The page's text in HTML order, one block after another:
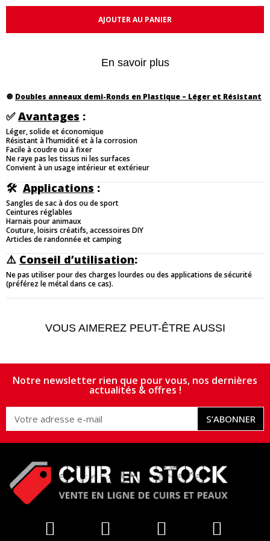
AJOUTER AU PANIER
En savoir plus
🔘 Doubles anneaux demi-Ronds en Plastique – Léger et Résistant
✅Avantages :
Léger, solide et économique
Résistant à l’humidité et à la corrosion
Facile à coudre ou à fixer
Ne raye pas les tissus ni les surfaces
Convient à un usage intérieur et extérieur
🛠️ Applications :
Sangles de sac à dos ou de sport
Ceintures réglables
Harnais pour animaux
Couture, loisirs créatifs, accessoires DIY
Articles de randonnée et camping
⚠️ Conseil d’utilisation:
Ne pas utiliser pour des charges lourdes ou des applications de sécurité
(préférez le métal dans ce cas).
VOUS AIMEREZ PEUT-ÊTRE AUSSI
Notre newsletter rien que pour vous, nos dernières
actualités & offres !
S’ABONNER